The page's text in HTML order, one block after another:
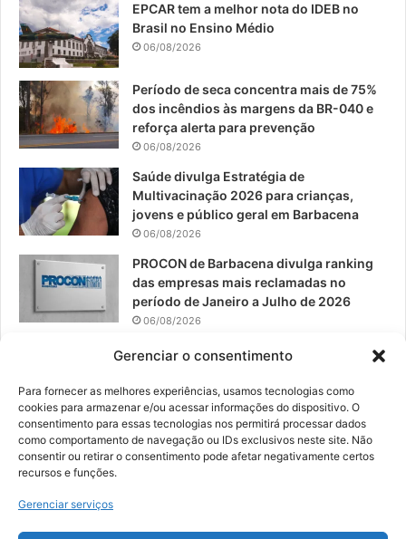
Gerenciar o consentimento
Para fornecer as melhores experiências, usamos tecnologias como
cookies para armazenar e/ou acessar informações do dispositivo. O
consentimento para essas tecnologias nos permitirá processar dados
como comportamento de navegação ou IDs exclusivos neste site. Não
consentir ou retirar o consentimento pode afetar negativamente certos
recursos e funções.
Gerenciar serviços
b
o
o
k
u
e
a
r
a
EPCAR tem a melhor nota do IDEB no
Brasil no Ensino Médio
06/08/2026
Período de seca concentra mais de 75%
dos incêndios às margens da BR-040 e
reforça alerta para prevenção
06/08/2026
Saúde divulga Estratégia de
Multivacinação 2026 para crianças,
jovens e público geral em Barbacena
06/08/2026
PROCON de Barbacena divulga ranking
das empresas mais reclamadas no
período de Janeiro a Julho de 2026
06/08/2026
Prefeitura convoca organizações de
Resíduos Sólidos
05/08/2026
© 2026, Todos os direitos reservados | Desenvolvido por:
Digital Business| Hospedado por:NP Publicidade